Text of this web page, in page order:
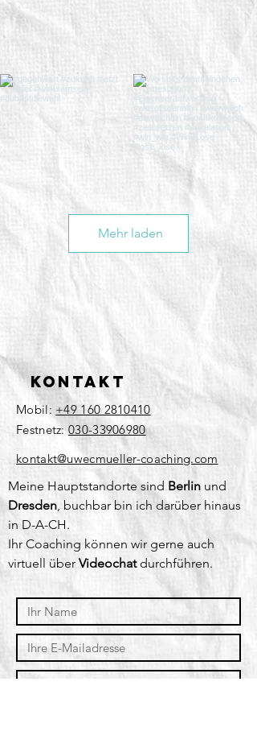
Mehr laden
Kontakt
Mobil: +49 160 2810410
Festnetz:030-33906980
​kontakt@uwecmueller-coaching.com
Meine Hauptstandorte sind Berlin und
Dresden, buchbar bin ich darüber hinaus
in D-A-CH.
Ihr Coaching können wir gerne auch
virtuell überVideochatdurchführen.